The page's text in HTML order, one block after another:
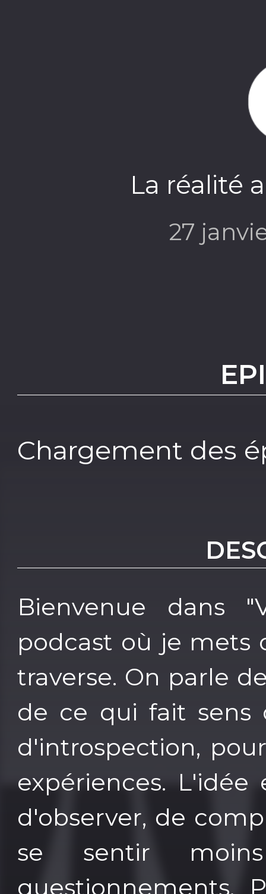
La réalité
27
Chargement des
Bienvenue dans
podcast où je mets
traverse. On parle
de ce qui fait sens
d'introspection,
expériences.
d'observer, de
se sentir
questionnements.